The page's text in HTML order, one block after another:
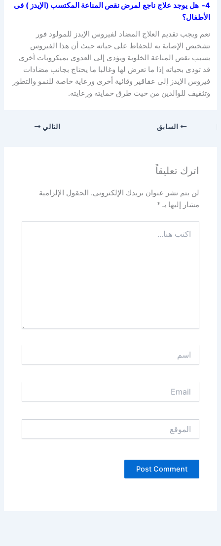
4- هل يوجد علاج ناجع لمرض نقص المناعة المكتسب (الإيدز ) فى
الأطفال؟
نعم ويجب تقديم العلاج المضاد لفيروس الإيدز للمولود فور
تشخيص الإصابة به للحفاظ على حياته حيث أن هذا الفيروس
يسبب نقص المناعة الخلوية ويؤدى إلى العدوى بميكروبات أخرى
قد تودى بحياته إذا ما تعرض لها وغالبا ما يحتاج بجانب مضادات
فيروس الإيدز إلى عقاقير وقائية أخرى ورعاية خاصة للنمو والتطور
وتثقيف للوالدين من حيث طرق حمايته ورعايته.
السابق التالي
اترك تعليقاً
لن يتم نشر عنوان بريدك الإلكتروني. الحقول الإلزامية
مشار إليها بـ*
هنا...